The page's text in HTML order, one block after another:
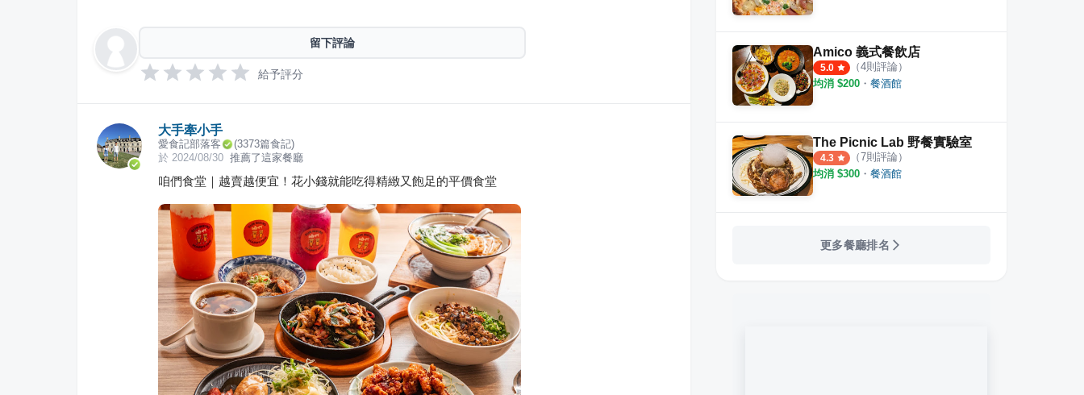
留下評論
給予評分
大手牽小手
愛食記部落客 (3373篇食記)
於 2024/08/30 推薦了這家餐廳
咱們食堂｜越賣越便宜！花小錢就能吃得精緻又飽足的平價食堂
Amico 義式餐飲店
5.0 （4則評論）
均消 $200 ・ 餐酒館
The Picnic Lab 野餐實驗室
4.3 （7則評論）
均消 $300 ・ 餐酒館
更多餐廳排名